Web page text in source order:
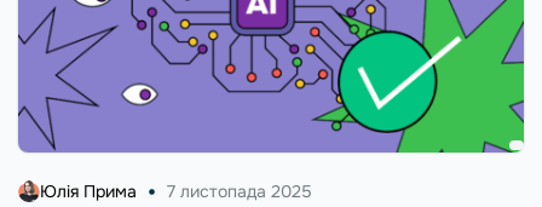
Юлія Прима 7 листопада 2025